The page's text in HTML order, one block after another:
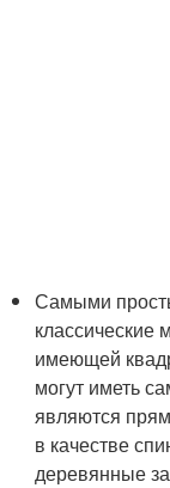
Самыми
классические
имеющей
могут иметь
являются
в качестве
деревянные